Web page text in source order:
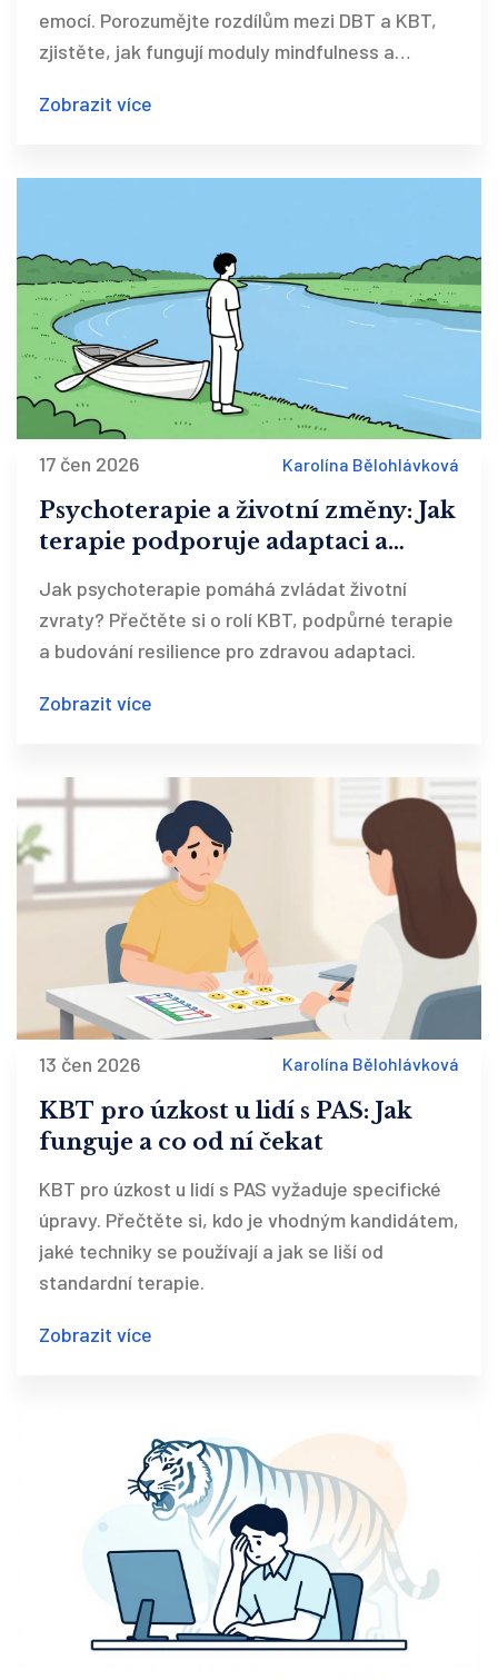
emocí. Porozumějte rozdílům mezi DBT a KBT,
zjistěte, jak fungují moduly mindfulness a
Zobrazit více
17 čen 2026 Karolína Bělohlávková
Psychoterapie a životní změny: Jak
terapie podporuje adaptaci a
Jak psychoterapie pomáhá zvládat životní
zvraty? Přečtěte si o rolí KBT, podpůrné terapie
a budování resilience pro zdravou adaptaci.
Zobrazit více
13 čen 2026 Karolína Bělohlávková
KBT pro úzkost u lidí s PAS: Jak
funguje a co od ní čekat
KBT pro úzkost u lidí s PAS vyžaduje specifické
úpravy. Přečtěte si, kdo je vhodným kandidátem,
jaké techniky se používají a jak se liší od
standardní terapie.
Zobrazit více